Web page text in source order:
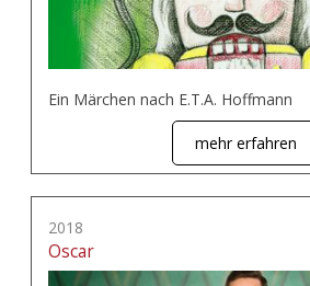
Ein Märchen nach E.T.A. Hoffmann
mehr erfahren
2018
Oscar